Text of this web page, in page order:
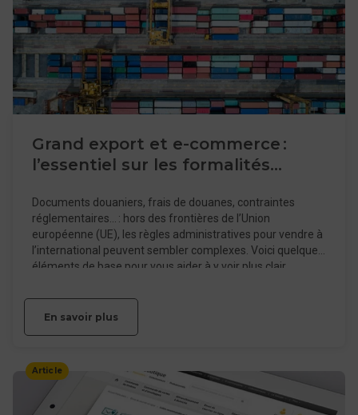
pédagogiques via un processus d'accompagnement
de bout en bout, incluant le conseil, le paramétrage,
l'installation et un SAV fiable.
Grand export et e-commerce :
l’essentiel sur les formalités
Documents douaniers, frais de douanes, contraintes
réglementaires… : hors des frontières de l’Union
européenne (UE), les règles administratives pour vendre à
l’international peuvent sembler complexes. Voici quelques
éléments de base pour vous aider à y voir plus clair.
En savoir plus
Article